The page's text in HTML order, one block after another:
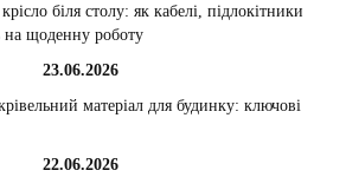
біля столу: як кабелі, підлокітники
на щоденну роботу
23.06.2026
матеріал для будинку: ключові
22.06.2026